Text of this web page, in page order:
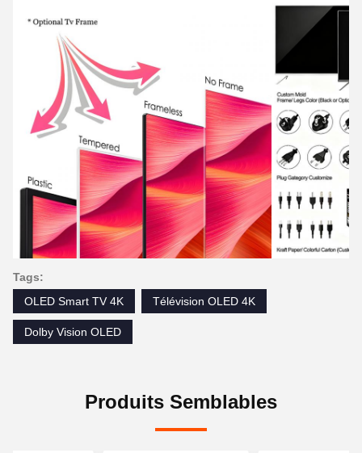
Tags:
OLED Smart TV 4K
Télévision OLED 4K
Dolby Vision OLED
Produits Semblables